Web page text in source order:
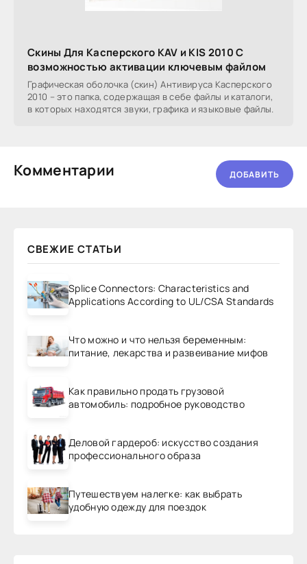
Скины Для Касперского KAV и KIS 2010 С
возможностью активации ключевым файлом
Графическая оболочка (скин) Антивируса Касперского
2010 – это папка, содержащая в себе файлы и каталоги,
в которых находятся звуки, графика и языковые файлы.
Комментарии ДОБАВИТЬ
СВЕЖИЕ СТАТЬИ
Splice Connectors: Characteristics and
Applications According to UL/CSA Standards
Что можно и что нельзя беременным:
питание, лекарства и развеивание мифов
Как правильно продать грузовой
автомобиль: подробное руководство
Деловой гардероб: искусство создания
профессионального образа
Путешествуем налегке: как выбрать
удобную одежду для поездок